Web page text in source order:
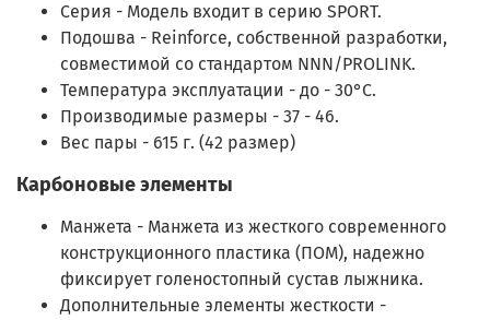
Серия - Модель входит в серию SPORT.
Подошва - Reinforce, собственной разработки,
совместимой со стандартом NNN/PROLINK.
Температура эксплуатации - до - 30°С.
Производимые размеры - 37 - 46.
Вес пары - 615 г. (42 размер)
Карбоновые элементы
Манжета - Манжета из жесткого современного
конструкционного пластика (ПОМ), надежно
фиксирует голеностопный сустав лыжника.
Дополнительные элементы жесткости -